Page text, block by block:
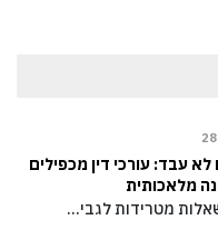
עבד: עורכי דין מכפילים
מלאכותית
מטרידות לגבי…